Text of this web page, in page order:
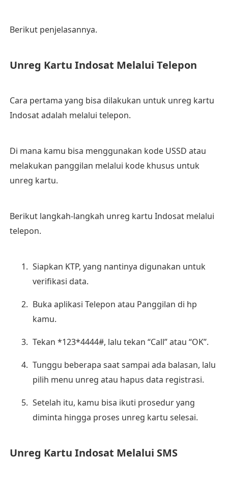
Berikut penjelasannya.
Unreg Kartu Indosat Melalui Telepon
Cara pertama yang bisa dilakukan untuk unreg kartu
Indosat adalah melalui telepon.
Di mana kamu bisa menggunakan kode USSD atau
melakukan panggilan melalui kode khusus untuk
unreg kartu.
Berikut langkah-langkah unreg kartu Indosat melalui
telepon.
Siapkan KTP, yang nantinya digunakan untuk
verifikasi data.
Buka aplikasi Telepon atau Panggilan di hp
kamu.
Tekan *123*4444#, lalu tekan “Call” atau “OK”.
Tunggu beberapa saat sampai ada balasan, lalu
pilih menu unreg atau hapus data registrasi.
Setelah itu, kamu bisa ikuti prosedur yang
diminta hingga proses unreg kartu selesai.
Unreg Kartu Indosat Melalui SMS